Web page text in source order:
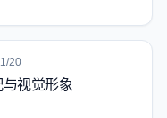
20
视觉形象